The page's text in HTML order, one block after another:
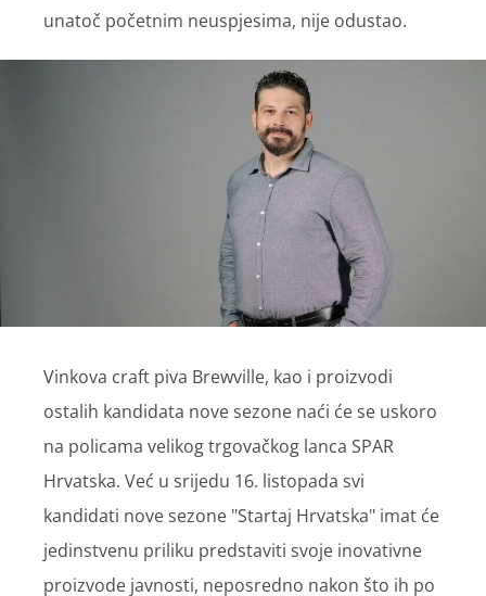
unatoč početnim neuspjesima, nije odustao.
Vinkova craft piva Brewville, kao i proizvodi
ostalih kandidata nove sezone naći će se uskoro
na policama velikog trgovačkog lanca SPAR
Hrvatska. Već u srijedu 16. listopada svi
kandidati nove sezone "Startaj Hrvatska" imat će
jedinstvenu priliku predstaviti svoje inovativne
proizvode javnosti, neposredno nakon što ih po